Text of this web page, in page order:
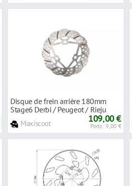
Disque de frein arrière 180mm
Stage6 Derbi / Peugeot / Rieju
Maxiscoot 109,00 €
Ports : 9,00 €